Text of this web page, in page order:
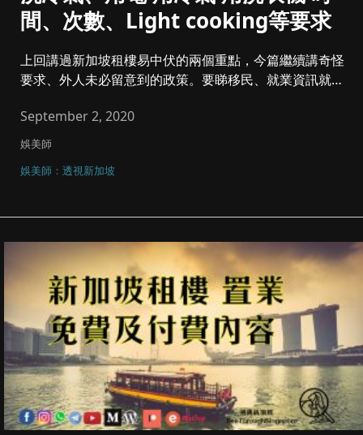
間、次數、Light cooking等要求
上回講過新加坡租樓易中伏的兩個重點，今篇繼續講奇怪
要求、外人未必留意到的政策。要睇移民、就業資訊就睇
September 2, 2020
娛美師
娛美師：透視新加坡